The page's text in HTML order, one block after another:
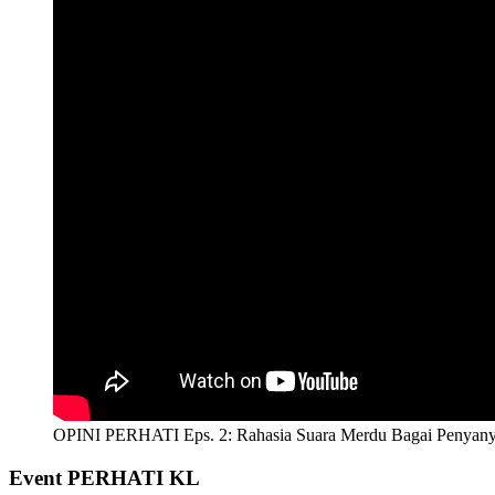
OPINI PERHATI Eps. 2: Rahasia Suara Merdu Bagai
Event PERHATI KL